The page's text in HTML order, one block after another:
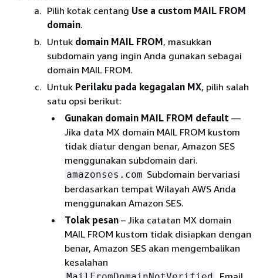
Pilih kotak centang Use a custom MAIL FROM
domain.
Untuk domain MAIL FROM, masukkan
subdomain yang ingin Anda gunakan sebagai
domain MAIL FROM.
Untuk Perilaku pada kegagalan MX, pilih salah
satu opsi berikut:
Gunakan domain MAIL FROM default —
Jika data MX domain MAIL FROM kustom
tidak diatur dengan benar, Amazon SES
menggunakan subdomain dari.
amazonses.com Subdomain bervariasi
berdasarkan tempat Wilayah AWS Anda
menggunakan Amazon SES.
Tolak pesan – Jika catatan MX domain
MAIL FROM kustom tidak disiapkan dengan
benar, Amazon SES akan mengembalikan
kesalahan